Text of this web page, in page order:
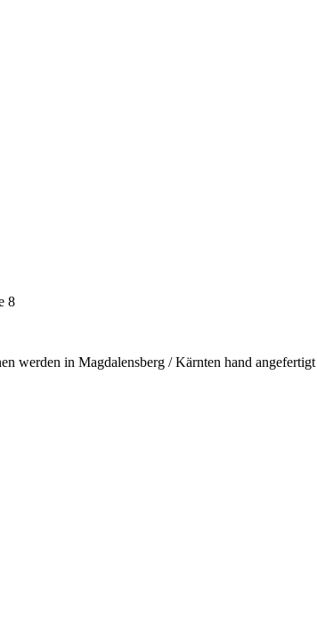
8
werden in Magdalensberg / Kärnten hand